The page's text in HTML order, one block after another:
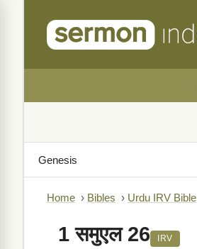
Home › Bibles › Urdu IRV Bible
1 समुएल 26 IRV